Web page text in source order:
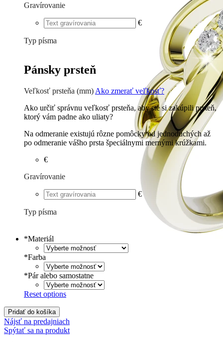
Gravírovanie
€
Typ písma
Písané €
Pánsky prsteň
Veľkosť prsteňa (mm) Ako zmerať veľkosť?
Ako určiť správnu veľkosť prsteňa, aby ste si zakúpili prsteň,
ktorý vám padne ako uliaty?
Na odmeranie existujú rôzne pomôcky od jednoduchých až
po odmeranie vášho prsta špeciálnymi mernými krúžkami.
€
Gravírovanie
€
Typ písma
*Materiál
*Farba
*Pár alebo samostatne
Reset options
Pridať do košíka
Nájsť na predajniach
Spýtať sa na produkt